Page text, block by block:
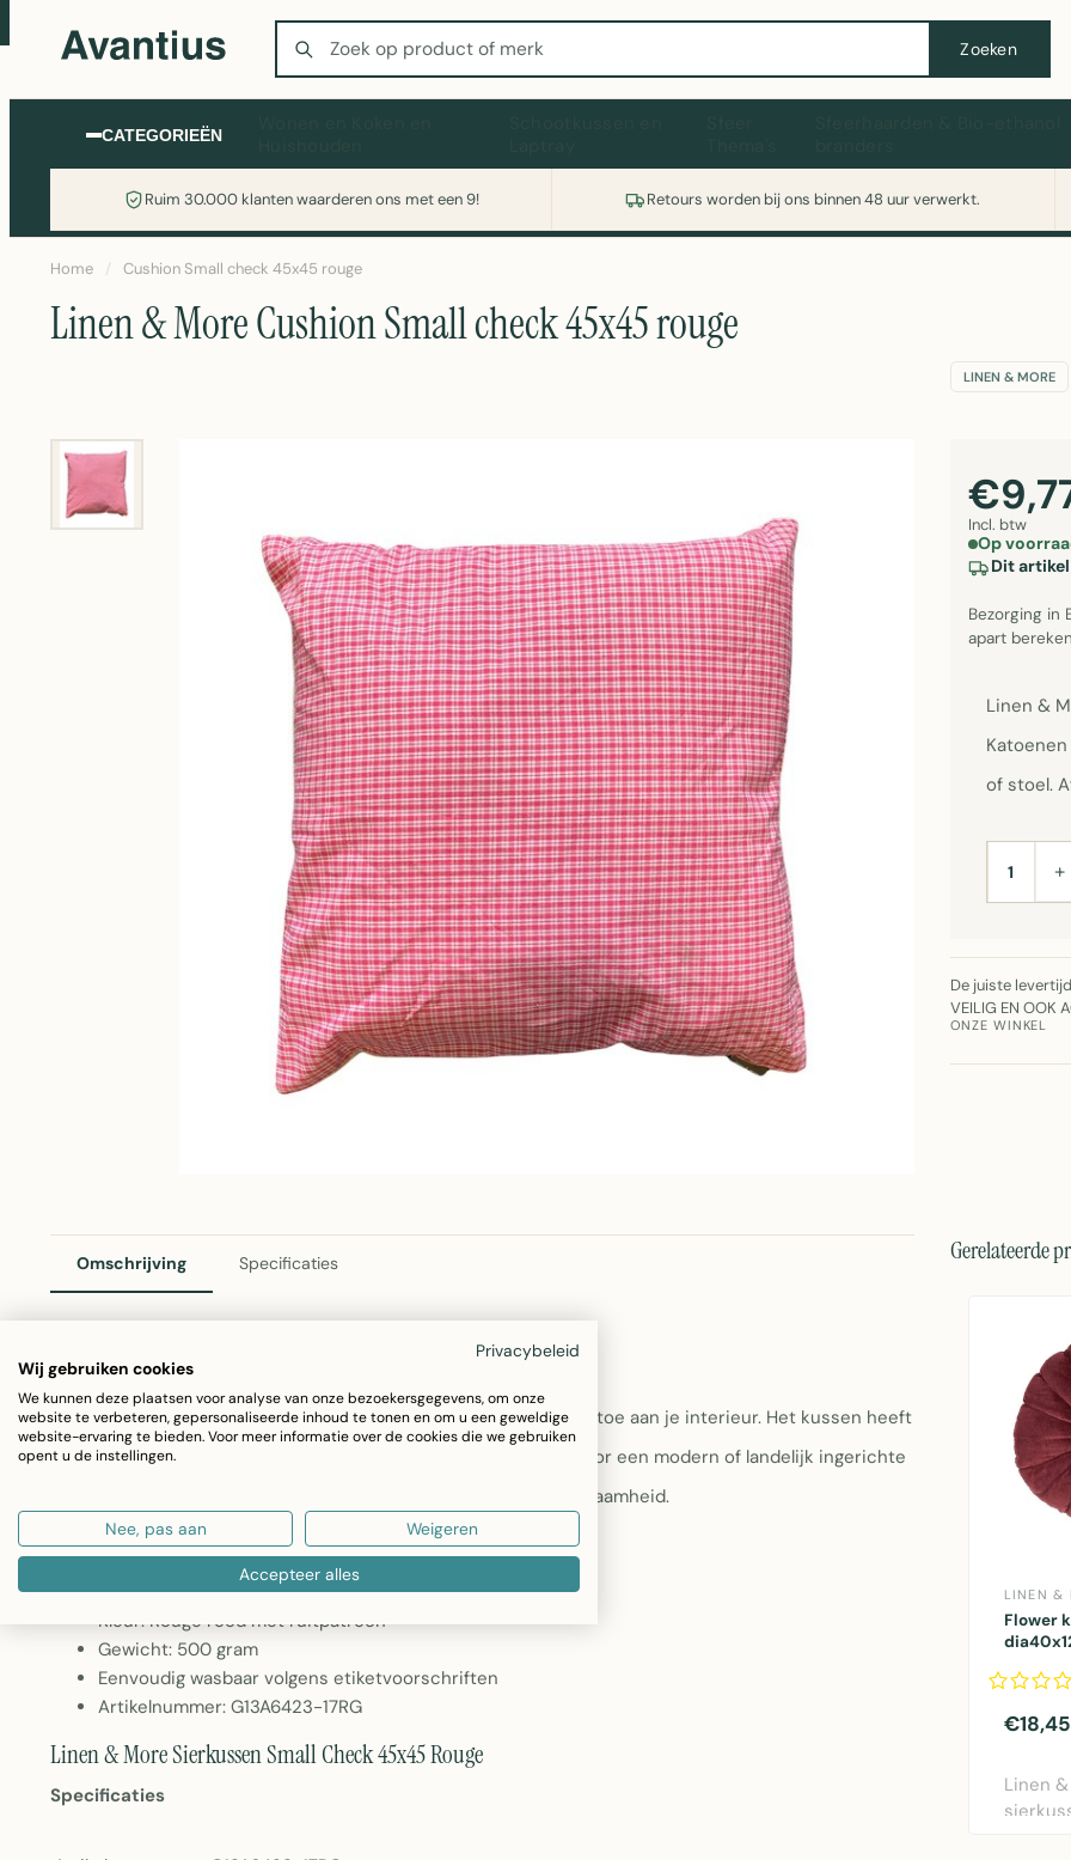
Zoeken
Zoeken
CATEGORIEËN
Ruim 30.000 klanten waarderen ons met een 9! Retours worden bij ons binnen 48 uur verwerkt.
Wasmachine of koelkast nodig? Vergelijk alle prijzen op Witgoedaanbod.nl
Home / Cushion Small check 45x45 rouge
Linen & More Cushion Small check 45x45 rouge
LINEN & MORE
Incl. btw
Op
Dit
Bezorging in
apart
Linen &
of stoel.
AANTAL+
De juiste
VEILIG EN OOK
ONZE WINKEL
Omschrijving Specificaties
Linen & More Sierkussen Small Check 45x45 Rouge
Dit stijlvolle sierkussen van Linen & More voegt warmte en kleur toe aan je interieur. Het kussen heeft
een klassiek ruitpatroon in een prachtige rouge rood, perfect voor een modern of landelijk ingerichte
ruimte. Gemaakt van hoogwaardig katoen voor comfort en duurzaamheid.
Afmeting: 45x45 cm
Materiaal: 100% katoen
Kleur: Rouge rood met ruitpatroon
Gewicht: 500 gram
Eenvoudig wasbaar volgens etiketvoorschriften
Artikelnummer: G13A6423-17RG
Linen & More Sierkussen Small Check 45x45 Rouge
Specificaties
Gerelateerde
LINEN &
Flower
€18,45
Linen
Privacybeleid
Wij gebruiken cookies
We kunnen deze plaatsen voor analyse van onze bezoekersgegevens, om onze
website te verbeteren, gepersonaliseerde inhoud te tonen en om u een geweldige
website-ervaring te bieden. Voor meer informatie over de cookies die we gebruiken
opent u de instellingen.
Nee, pas aan Weigeren
Accepteer alles